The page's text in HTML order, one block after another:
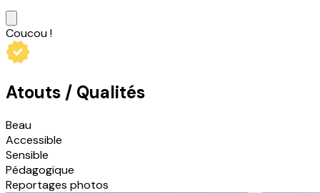
Coucou !
Atouts / Qualités
Beau
Accessible
Sensible
Pédagogique
Reportages photos